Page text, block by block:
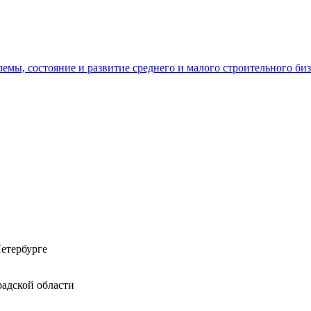
состояние и развитие среднего и малого строительного
области